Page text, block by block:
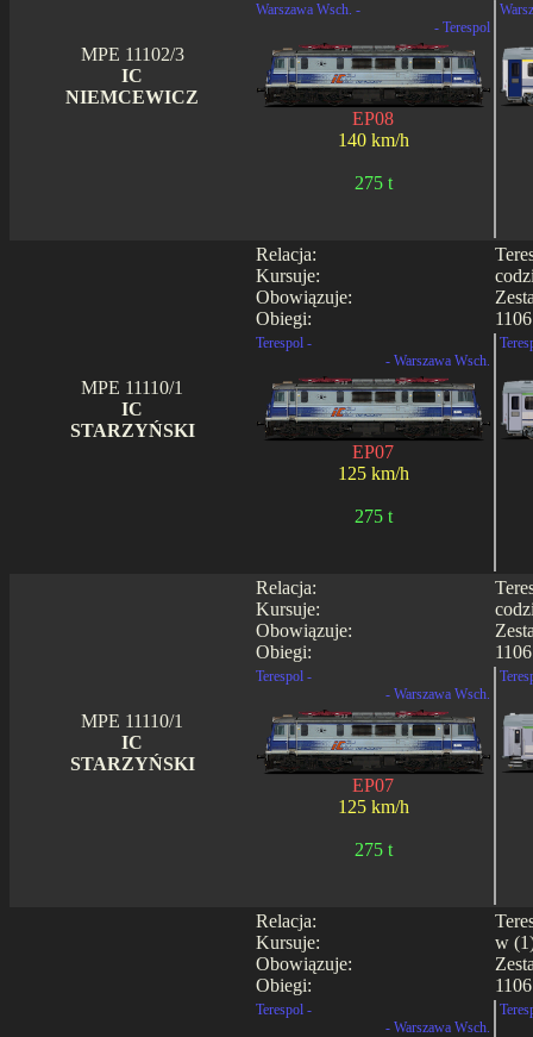
MPE 11102/3
IC
NIEMCEWICZ
Warszawa Wsch. -
- Terespol
EP08
140 km/h
275 t
Relacja:
Kursuje:
Obowiązuje:
Obiegi:
MPE 11110/1
IC
STARZYŃSKI
Terespol -
- Warszawa Wsch.
EP07
125 km/h
275 t
Relacja:
Kursuje:
Obowiązuje:
Obiegi:
MPE 11110/1
IC
STARZYŃSKI
Terespol -
- Warszawa Wsch.
EP07
125 km/h
275 t
Relacja:
Kursuje:
Obowiązuje:
Obiegi:
w
Terespol -
- Warszawa Wsch.